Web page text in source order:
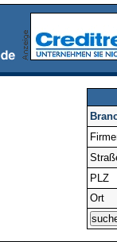
PLZ
Ort